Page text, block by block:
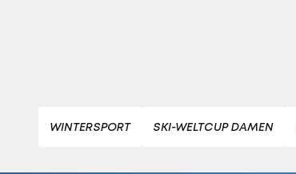
WINTERSPORT SKI-WELTCUP DAMEN